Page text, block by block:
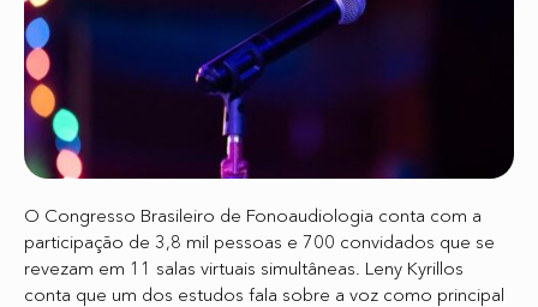
O Congresso Brasileiro de Fonoaudiologia conta com a
participação de 3,8 mil pessoas e 700 convidados que se
revezam em 11 salas virtuais simultâneas. Leny Kyrillos
conta que um dos estudos fala sobre a voz como principal